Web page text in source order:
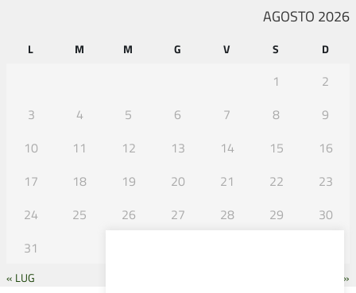
AGOSTO 2026
L M M G V S D
1
2
3
4 5 6 7 8
9
10
11 12 13 14 15
16
17
18 19 20 21 22
23
24
25 26 27 28 29
30
31
« LUG
SET »